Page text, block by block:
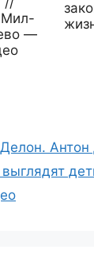
Мил-
—
выглядят